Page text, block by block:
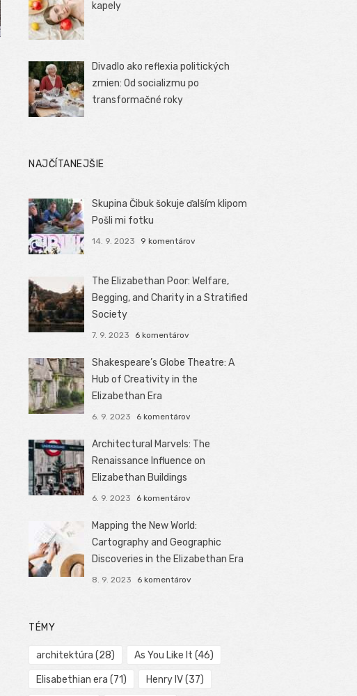
kapely
Divadlo ako reflexia politických
zmien: Od socializmu po
transformačné roky
NAJČÍTANEJŠIE
Skupina Čibuk šokuje ďalším klipom
Pošli mi fotku
14. 9. 2023 9 komentárov
The Elizabethan Poor: Welfare,
Begging, and Charity in a Stratified
Society
7. 9. 2023 6 komentárov
Shakespeare’s Globe Theatre: A
Hub of Creativity in the
Elizabethan Era
6. 9. 2023 6 komentárov
Architectural Marvels: The
Renaissance Influence on
Elizabethan Buildings
6. 9. 2023 6 komentárov
Mapping the New World:
Cartography and Geographic
Discoveries in the Elizabethan Era
8. 9. 2023 6 komentárov
TÉMY
architektúra (28) As You Like It (46)
Elisabethian era (71) Henry IV(37)